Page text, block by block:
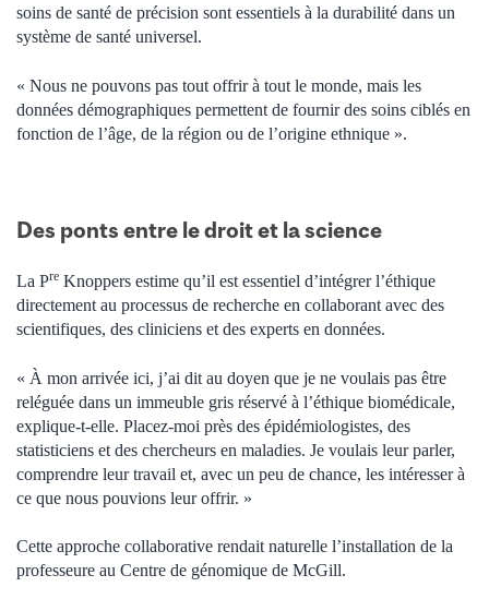
soins de santé de précision sont essentiels à la durabilité dans un
système de santé universel.
« Nous ne pouvons pas tout offrir à tout le monde, mais les
données démographiques permettent de fournir des soins ciblés en
fonction de l’âge, de la région ou de l’origine ethnique ».
Des ponts entre le droit et la science
La Pre Knoppers estime qu’il est essentiel d’intégrer l’éthique
directement au processus de recherche en collaborant avec des
scientifiques, des cliniciens et des experts en données.
« À mon arrivée ici, j’ai dit au doyen que je ne voulais pas être
reléguée dans un immeuble gris réservé à l’éthique biomédicale,
explique-t-elle. Placez-moi près des épidémiologistes, des
statisticiens et des chercheurs en maladies. Je voulais leur parler,
comprendre leur travail et, avec un peu de chance, les intéresser à
ce que nous pouvions leur offrir. »
Cette approche collaborative rendait naturelle l’installation de la
professeure au Centre de génomique de McGill.